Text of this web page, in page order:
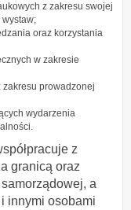
z zakresu swojej
wystaw;
oraz korzystania
w zakresie
prowadzonej
wydarzenia
z
granicą oraz
a
innymi osobami